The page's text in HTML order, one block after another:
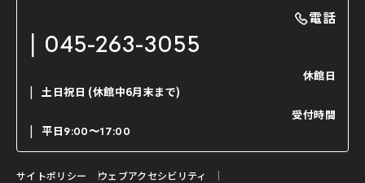
日本の古典芸能
チケット購入方法
ご寄附について
よくいただくご質問
お問い合わせ
電話
045-263-3055
休館日
土日祝日 (休館中6月末まで)
受付時間
平日9:00〜17:00
サイトポリシー
ウェブアクセシビリティ